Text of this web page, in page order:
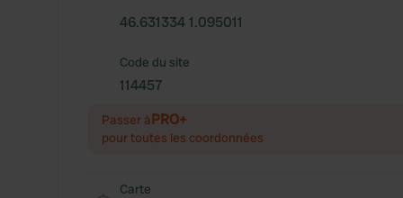
46.631334 1.095011
Code du site
114457
Passer àPRO+
pour toutes les coordonnées
Carte